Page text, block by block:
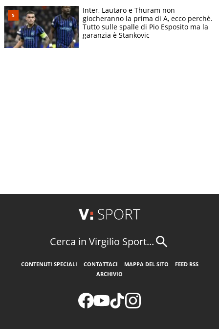
Inter, Lautaro e Thuram non
giocheranno la prima di A, ecco perchè.
Tutto sulle spalle di Pio Esposito ma la
garanzia è Stankovic
Cerca in Virgilio Sport...
CONTENUTI SPECIALI CONTATTACI MAPPA DEL SITO
FEED RSS
ARCHIVIO